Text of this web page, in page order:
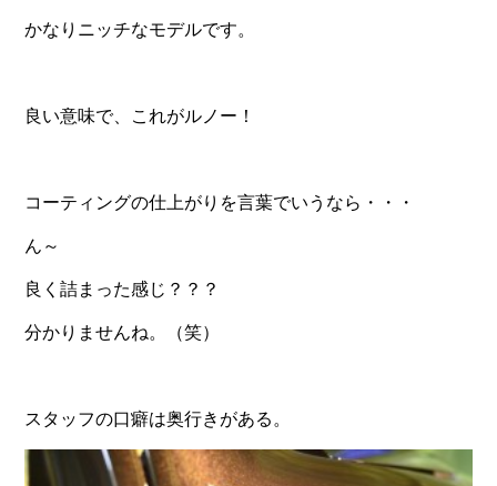
かなりニッチなモデルです。
良い意味で、これがルノー！
コーティングの仕上がりを言葉でいうなら・・・
ん～
良く詰まった感じ？？？
分かりませんね。（笑）
スタッフの口癖は奥行きがある。